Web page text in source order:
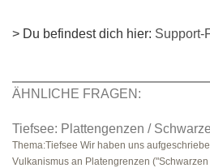
> Du befindest dich hier: Support-
ÄHNLICHE FRAGEN:
Tiefsee: Plattengenzen /
Thema:Tiefsee Wir haben uns
Vulkanismus an Platengrenzen